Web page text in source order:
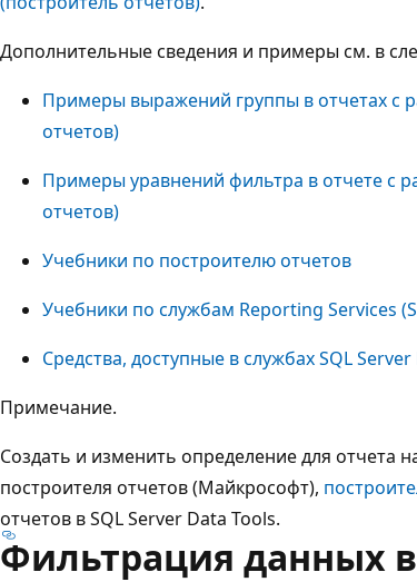
Дополнительные сведения и примеры см. в
Примеры выражений группы в отчетах с
отчетов)
Примеры уравнений фильтра в отчете с
отчетов)
Учебники по построителю отчетов
Учебники по службам Reporting Services
Средства, доступные в службах SQL
Примечание.
Создать и изменить определение для
построителя отчетов (Майкрософт),
отчетов в SQL Server Data Tools.
Фильтрация данных